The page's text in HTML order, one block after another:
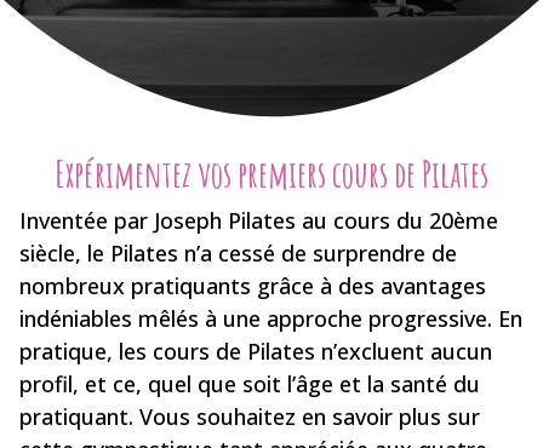
Expérimentez vos premiers cours de Pilates
Inventée par Joseph Pilates au cours du 20ème
siècle, le Pilates n’a cessé de surprendre de
nombreux pratiquants grâce à des avantages
indéniables mêlés à une approche progressive. En
pratique, les cours de Pilates n’excluent aucun
profil, et ce, quel que soit l’âge et la santé du
pratiquant. Vous souhaitez en savoir plus sur